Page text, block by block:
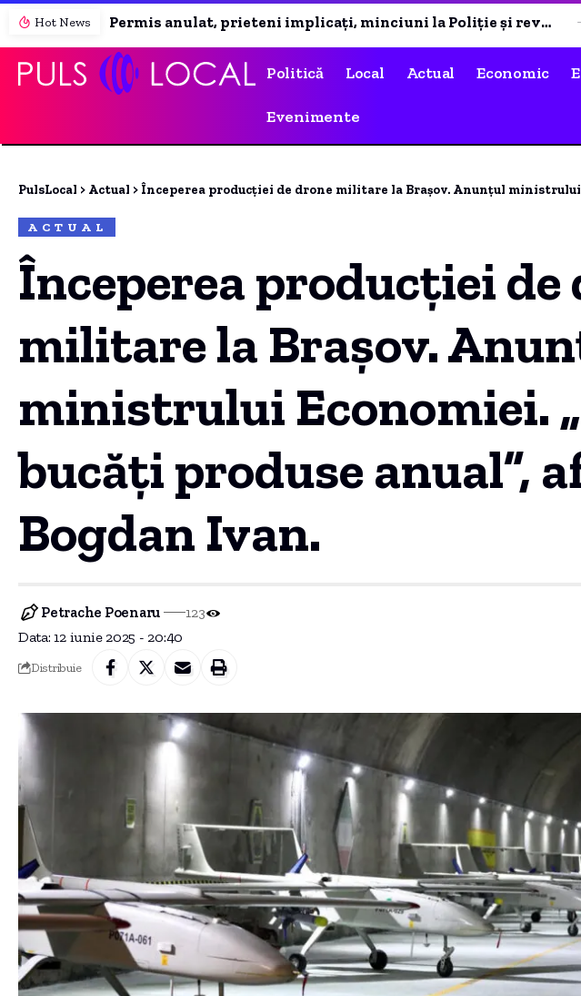
Hot News
Permis anulat, prieteni implicați, minciuni la Poliție și revenire în trafic: povestea unui șofer arestat la Constanța Rezultate LOTO – Joi, 6 august 2026: Sumă uriașă în joc la 6/49 și report consistent la Joker.
Politică Local Actual Economic
Evenimente
PulsLocal > Actual > Începerea producției de drone militare la Brașov. Anunțul ministrului Economiei. „3.500 de
ACTUAL
Începerea producției de
militare la Brașov.
ministrului Economiei.
bucăți produse anual”,
Bogdan Ivan.
Data: 12 iunie 2025 - 20:40
Petrache Poenaru 123
Distribuie